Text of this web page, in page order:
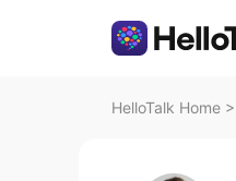
HelloTalk Home >